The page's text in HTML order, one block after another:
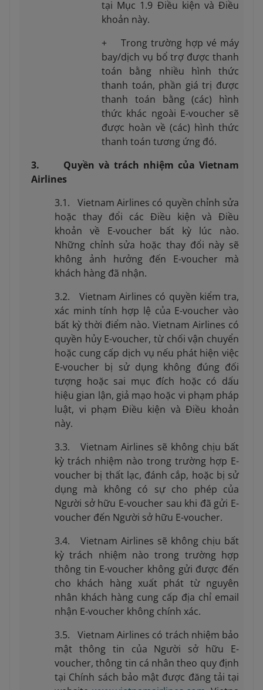
tại Mục 1.9 Điều kiện và Điều
khoản này.
+ Trong trường hợp vé máy
bay/dịch vụ bổ trợ được thanh
toán bằng nhiều hình thức
thanh toán, phần giá trị được
thanh toán bằng (các) hình
thức khác ngoài E-voucher sẽ
được hoàn về (các) hình thức
thanh toán tương ứng đó.
3. Quyền và trách nhiệm của Vietnam
Airlines
3.1. Vietnam Airlines có quyền chỉnh sửa
hoặc thay đổi các Điều kiện và Điều
khoản về E-voucher bất kỳ lúc nào.
Những chỉnh sửa hoặc thay đổi này sẽ
không ảnh hưởng đến E-voucher mà
khách hàng đã nhận.
3.2. Vietnam Airlines có quyền kiểm tra,
xác minh tính hợp lệ của E-voucher vào
bất kỳ thời điểm nào. Vietnam Airlines có
quyền hủy E-voucher, từ chối vận chuyển
hoặc cung cấp dịch vụ nếu phát hiện việc
E-voucher bị sử dụng không đúng đối
tượng hoặc sai mục đích hoặc có dấu
hiệu gian lận, giả mạo hoặc vi phạm pháp
luật, vi phạm Điều kiện và Điều khoản
này.
3.3. Vietnam Airlines sẽ không chịu bất
kỳ trách nhiệm nào trong trường hợp E-
voucher bị thất lạc, đánh cắp, hoặc bị sử
dụng mà không có sự cho phép của
Người sở hữu E-voucher sau khi đã gửi E-
voucher đến Người sở hữu E-voucher.
3.4. Vietnam Airlines sẽ không chịu bất
kỳ trách nhiệm nào trong trường hợp
thông tin E-voucher không gửi được đến
cho khách hàng xuất phát từ nguyên
nhân khách hàng cung cấp địa chỉ email
nhận E-voucher không chính xác.
3.5. Vietnam Airlines có trách nhiệm bảo
mật thông tin của Người sở hữu E-
voucher, thông tin cá nhân theo quy định
tại Chính sách bảo mật được đăng tải tại